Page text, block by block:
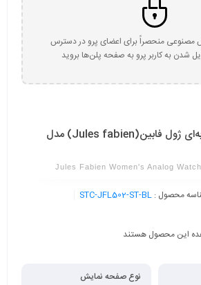
مصنوعی منحصراً برای اعضای پرو در دسترس
شدن به کاربر پرو به صفحه پلن‌ها بروید
ساعت مچی زنانه عقربه‌ای ژول فابین(Jules fabien) مدل
Jules Fabien Women's Analog
محصول : STC-JFL502-ST-BL
این محصول هستند
نوع صفحه نمایش